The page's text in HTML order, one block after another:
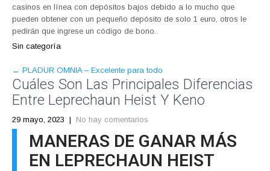
casinos en línea con depósitos bajos debido a lo mucho que
pueden obtener con un pequeño depósito de solo 1 euro, otros le
pedirán que ingrese un código de bono.
Sin categoría
POST
NAVIGATION
← PLADUR OMNIA – Excelente para todo
Cuáles Son Las Principales Diferencias
Entre Leprechaun Heist Y Keno
29 mayo, 2023 | No hay comentarios
MANERAS DE GANAR MÁS
EN LEPRECHAUN HEIST